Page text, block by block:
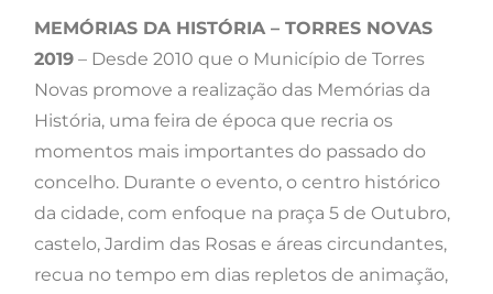
MEMÓRIAS DA HISTÓRIA – TORRES NOVAS
2019 – Desde 2010 que o Município de Torres
Novas promove a realização das Memórias da
História, uma feira de época que recria os
momentos mais importantes do passado do
concelho. Durante o evento, o centro histórico
da cidade, com enfoque na praça 5 de Outubro,
castelo, Jardim das Rosas e áreas circundantes,
recua no tempo em dias repletos de animação,